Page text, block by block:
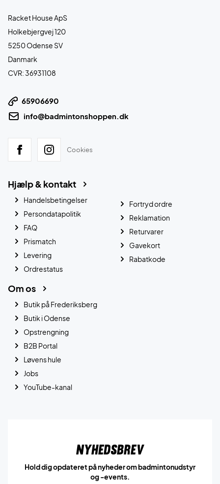
Racket House ApS
Holkebjergvej 120
5250 Odense SV
Danmark
CVR: 36931108
65906690
info@badmintonshoppen.dk
Cookies
Hjælp & kontakt
Handelsbetingelser
Persondatapolitik
FAQ
Prismatch
Levering
Ordrestatus
Fortryd ordre
Reklamation
Returvarer
Gavekort
Rabatkode
Om os
Butik på Frederiksberg
Butik i Odense
Opstrengning
B2B Portal
Løvens hule
Jobs
YouTube-kanal
Nyhedsbrev
Hold dig opdateret på nyheder om badmintonudstyr
og -events.